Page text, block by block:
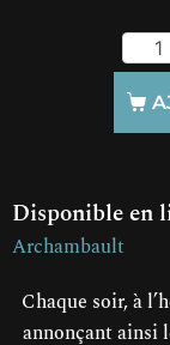
Disponible en
Archambault
Chaque soir, à
annonçant ainsi